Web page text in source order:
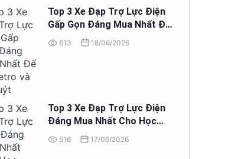
Top 3 Xe Đạp Trợ Lực Điện
Gấp Gọn Đáng Mua Nhất Để
Đi Metro và xe buýt
613 18/06/2026
Top 3 Xe Đạp Trợ Lực Điện
Đáng Mua Nhất Cho Học
Sinh 2026
516 17/06/2026